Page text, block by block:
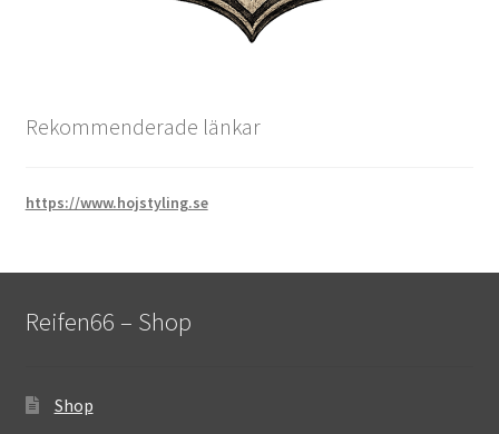
Rekommenderade länkar
https://www.hojstyling.se
Reifen66 – Shop
Shop